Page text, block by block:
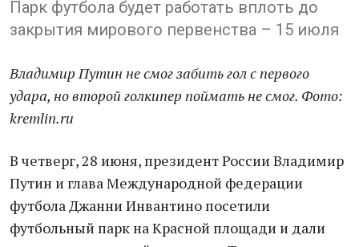
Парк футбола будет работать вплоть до
закрытия мирового первенства – 15 июля
Владимир Путин не смог забить гол с первого
удара, но второй голкипер поймать не смог. Фото:
kremlin.ru
В четверг, 28 июня, президент России Владимир
Путин и глава Международной федерации
футбола Джанни Инвантино посетили
футбольный парк на Красной площади и дали